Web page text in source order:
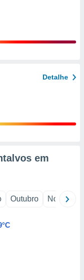
Detalhe
em
Outubro Novembro